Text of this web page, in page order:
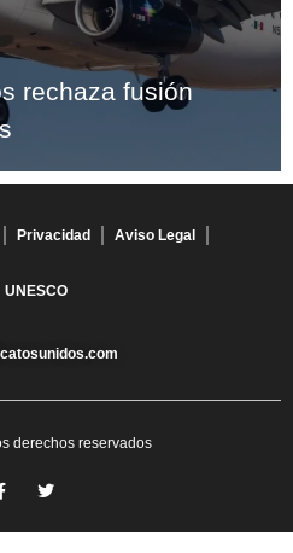
rechaza fusión
Privacidad Aviso Legal
UNESCO
derechos reservados